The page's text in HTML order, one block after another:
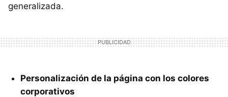
generalizada.
Personalización de la página con los colores
corporativos